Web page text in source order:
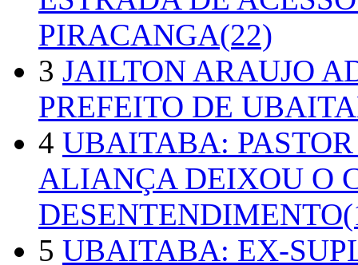
PIRACANGA(22)
3 JAILTON ARAUJO
PREFEITO DE
4 UBAITABA:
ALIANÇA DEIXOU O
5 UBAITABA: EX-